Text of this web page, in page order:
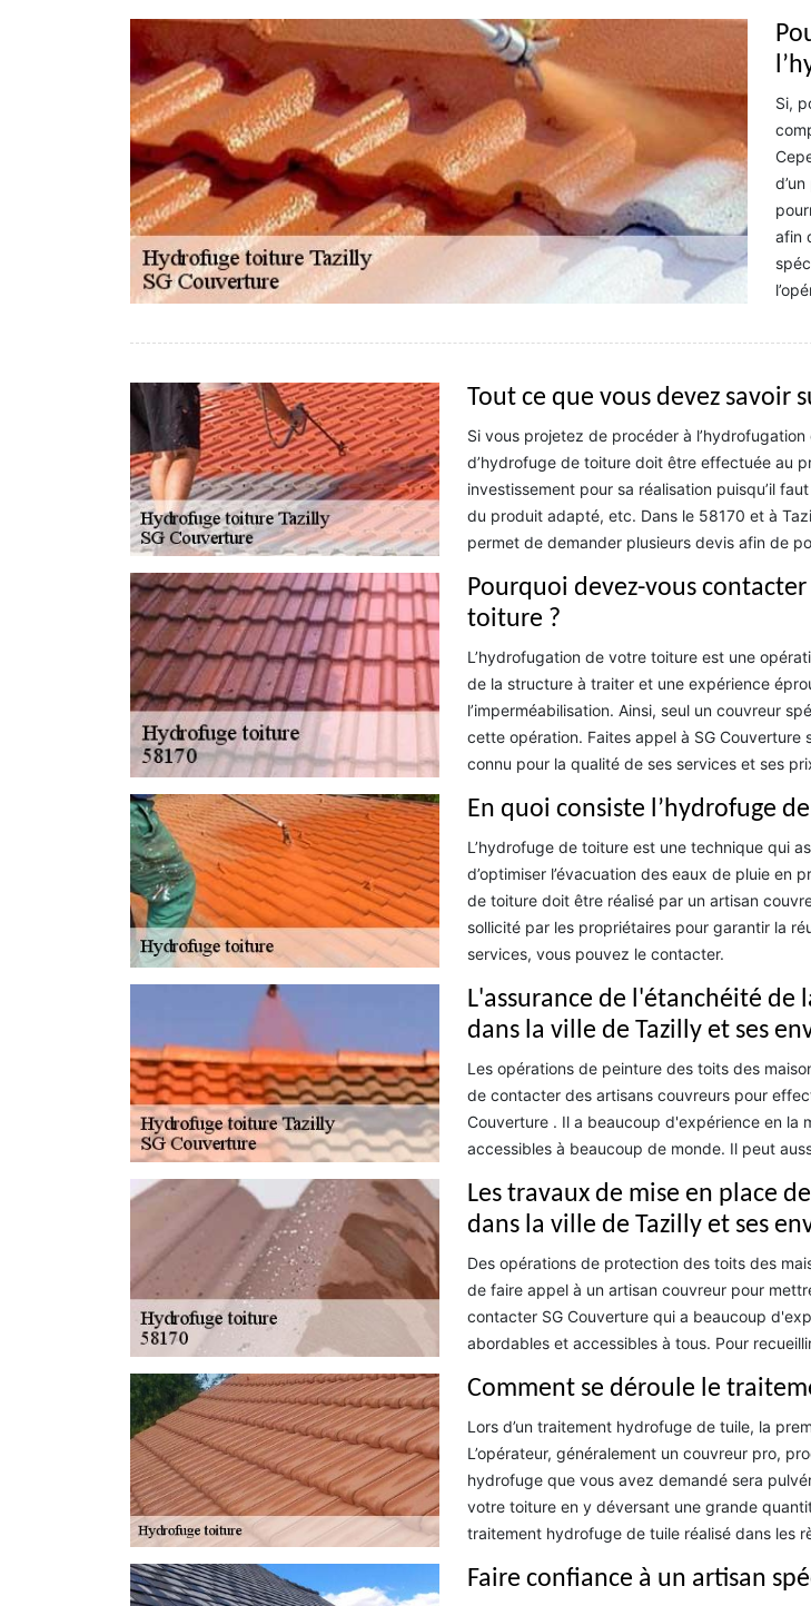
Si,
afin
Tout ce que vous devez savoir
Si vous projetez de procéder à
d’hydrofuge de toiture doit être effectuée au
investissement pour sa réalisation puisqu’il
du produit adapté, etc. Dans le 58170 et à
permet de demander plusieurs devis afin de
Pourquoi devez-vous
toiture ?
L’hydrofugation de votre toiture est une
de la structure à traiter et une expérience
l’imperméabilisation. Ainsi, seul un couvreur
cette opération. Faites appel à SG Couverture
connu pour la qualité de ses services et ses
En quoi consiste l’hydrofuge
L’hydrofuge de toiture est une technique qui
d’optimiser l’évacuation des eaux de pluie
de toiture doit être réalisé par un artisan
sollicité par les propriétaires pour garantir la
services, vous pouvez le contacter.
L'assurance de l'étanchéité
dans la ville de Tazilly et ses
Les opérations de peinture des toits des
de contacter des artisans couvreurs pour
Couverture . Il a beaucoup d'expérience en la
accessibles à beaucoup de monde. Il peut
Les travaux de mise en place
dans la ville de Tazilly et ses
Des opérations de protection des toits des
de faire appel à un artisan couvreur pour
contacter SG Couverture qui a beaucoup
abordables et accessibles à tous. Pour
Comment se déroule le
Lors d’un traitement hydrofuge de tuile, la
L’opérateur, généralement un couvreur pro,
hydrofuge que vous avez demandé sera
votre toiture en y déversant une grande
traitement hydrofuge de tuile réalisé dans les
Faire confiance à un artisan